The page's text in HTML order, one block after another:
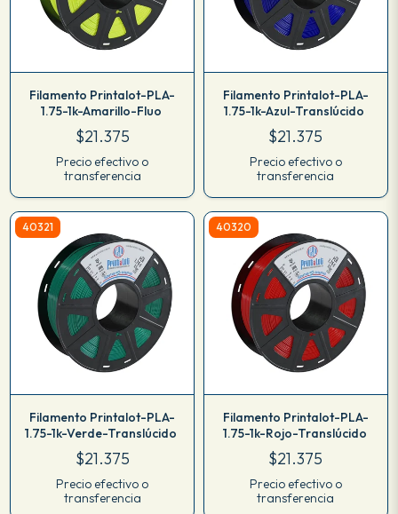
Filamento Printalot-PLA-
1.75-1k-Amarillo-Fluo
$21.375
Precio efectivo o
transferencia
Filamento Printalot-PLA-
1.75-1k-Azul-Translúcido
$21.375
Precio efectivo o
transferencia
40321
Filamento Printalot-PLA-
1.75-1k-Verde-Translúcido
$21.375
Precio efectivo o
transferencia
40320
Filamento Printalot-PLA-
1.75-1k-Rojo-Translúcido
$21.375
Precio efectivo o
transferencia